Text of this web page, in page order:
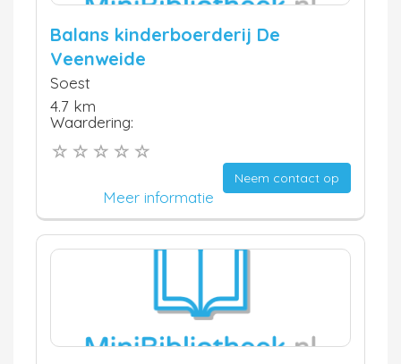
Balans kinderboerderij De
Veenweide
Soest
4.7 km
Waardering:
Neem contact op
Meer informatie